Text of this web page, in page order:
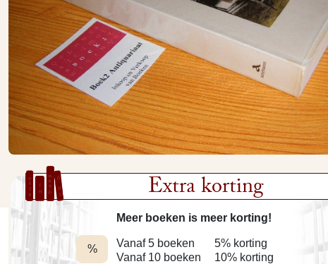
Extra korting
%
Meer boeken is meer korting!
Vanaf 5 boeken
Vanaf 10 boeken
5% korting
10% korting